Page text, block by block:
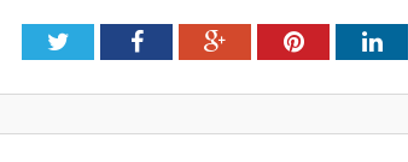
TwitterFacebookGoogle+Pinterest